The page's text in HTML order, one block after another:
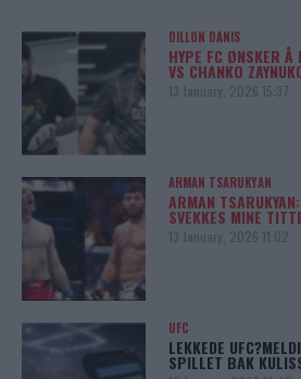
DILLON DANIS
HYPE FC ØNSKER Å
VS CHANKO
13 January, 2026 15:37
ARMAN TSARUKYAN
ARMAN
SVEKKES MINE
13 January, 2026 11:02
UFC
LEKKEDE
SPILLET BAK